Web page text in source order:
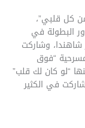
“من كل قلبي”،
عام 2020 ظهرت بدور البطولة في
وشاركت
“فوق
“لو كان لك قلب”
في الكثير